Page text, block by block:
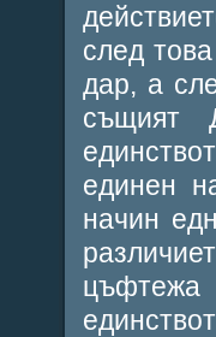
след
дар, а
същият
единен
начин